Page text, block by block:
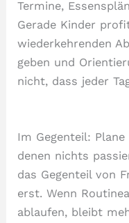
Termine,
Gerade Kinder
wiederkehrenden
geben und
nicht, dass jeder
Im Gegenteil:
denen nichts
das Gegenteil von
erst. Wenn
ablaufen, bleibt